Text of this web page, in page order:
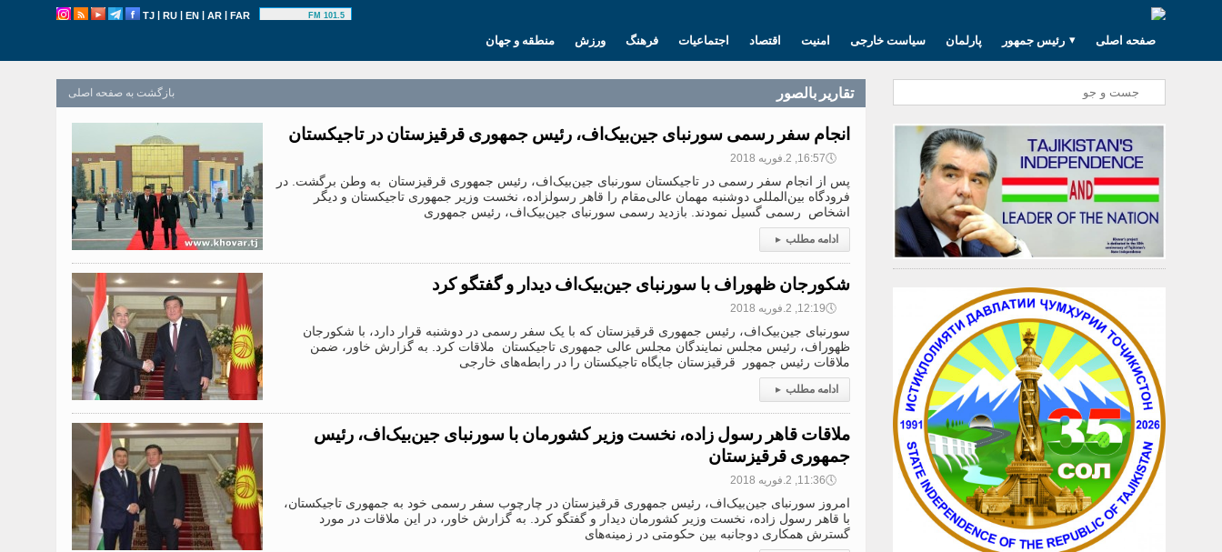
TJ | RU | EN | AR | FAR 101.5 FM
منطقه و جهان ورزش فرهنگ اجتماعیات اقتصاد امنیت سیاست خارجی پارلمان رئیس جمهور صفحه اصلی
بازگشت به صفحه اصلی تقارير بالصور
انجام سفر رسمی سورنبای جین‌بیک‌اف، رئیس جمهوری قرقیزستان در تاجیکستان
🕔16:57, 2.فوریه 2018
پس از انجام سفر رسمی در تاجیکستان سورنبای جین‌بیک‌اف، رئیس جمهوری قرقیزستان به وطن برگشت. در
فرودگاه بین‌المللی دوشنبه مهمان عالی‌مقام را قاهر رسولزاده، نخست وزیر جمهوری تاجیکستان و دیگر
اشخاص رسمی گسیل نمودند. بازدید رسمی سورنبای جین‌بیک‌اف، رئیس جمهوری
ادامه مطلب ▸
شکورجان ظهوراف با سورنبای جین‌بیک‌اف دیدار و گفتگو کرد
🕔12:19, 2.فوریه 2018
سورنبای جین‌بیک‌اف، رئیس جمهوری قرقیزستان که با یک سفر رسمی در دوشنبه قرار دارد، با شکورجان
ظهوراف، رئیس مجلس نمایندگان مجلس عالی جمهوری تاجیکستان ملاقات کرد. به گزارش خاور، ضمن
ملاقات رئیس جمهور قرقیزستان جایگاه تاجیکستان را در رابطه‌های خارجی
ادامه مطلب ▸
ملاقات قاهر رسول زاده، نخست وزیر کشورمان با سورنبای جین‌بیک‌اف، رئیس
جمهوری قرقیزستان
🕔11:36, 2.فوریه 2018
امروز سورنبای جین‌بیک‌اف، رئیس جمهوری قرقیزستان در چارچوب سفر رسمی خود به جمهوری تاجیکستان،
با قاهر رسول زاده، نخست وزیر کشورمان دیدار و گفتگو کرد. به گزارش خاور، در این ملاقات در مورد
گسترش همکاری دوجانبه بین حکومتی در زمینه‌های